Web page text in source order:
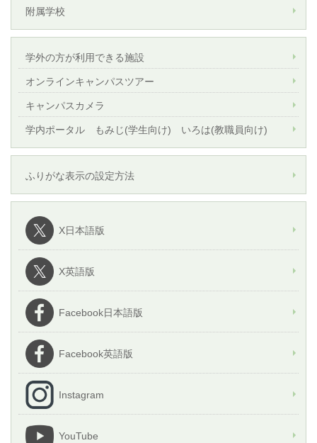
附属学校
学外の方が利用できる施設
オンラインキャンパスツアー
キャンパスカメラ
学内ポータル もみじ(学生向け) いろは(教職員向け)
ふりがな表示の設定方法
X日本語版
X英語版
Facebook日本語版
Facebook英語版
Instagram
YouTube